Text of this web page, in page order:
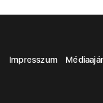
Impresszum